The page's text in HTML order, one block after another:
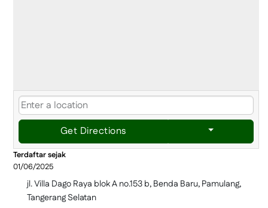
Get Directions
Terdaftar sejak
01/06/2025
jl. Villa Dago Raya blok A no.153 b, Benda Baru, Pamulang,
Tangerang Selatan